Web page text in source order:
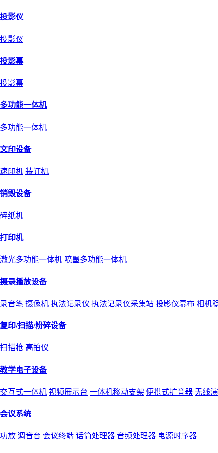
投影仪
投影仪
投影幕
投影幕
多功能一体机
多功能一体机
文印设备
速印机 装订机
销毁设备
碎纸机
打印机
激光多功能一体机 喷墨多功能一体机
摄录播放设备
录音笔 摄像机 执法记录仪 执法记录仪采集站 投影仪幕布 相机
复印/扫描/粉碎设备
扫描枪 高拍仪
教学电子设备
交互式一体机 视频展示台 一体机移动支架 便携式扩音器 无线
会议系统
功放 调音台 会议终端 话筒处理器 音频处理器 电源时序器